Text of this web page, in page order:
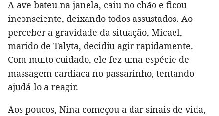
A ave bateu na janela, caiu no chão e ficou
inconsciente, deixando todos assustados. Ao
perceber a gravidade da situação, Micael,
marido de Talyta, decidiu agir rapidamente.
Com muito cuidado, ele fez uma espécie de
massagem cardíaca no passarinho, tentando
ajudá-lo a reagir.
Aos poucos, Nina começou a dar sinais de vida,